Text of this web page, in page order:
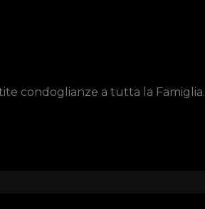
condoglianze a tutta la Famiglia.